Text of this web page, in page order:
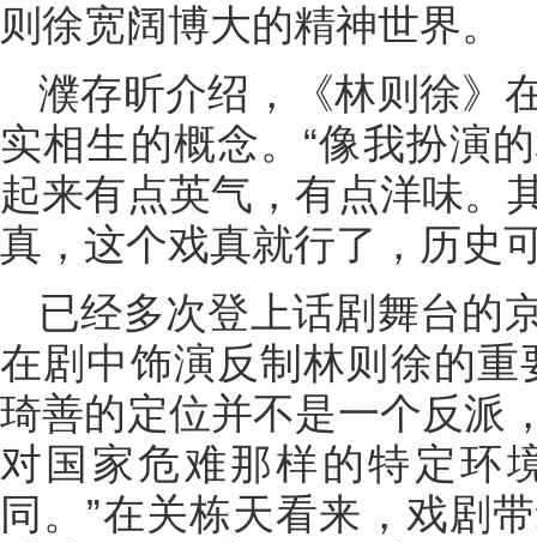
则徐宽阔博大的精神世界。
濮存昕介绍，《林则徐》
实相生的概念。“像我扮演
起来有点英气，有点洋味。
真，这个戏真就行了，历史
已经多次登上话剧舞台的
在剧中饰演反制林则徐的重
琦善的定位并不是一个反派
对国家危难那样的特定环
同。”在关栋天看来，戏剧